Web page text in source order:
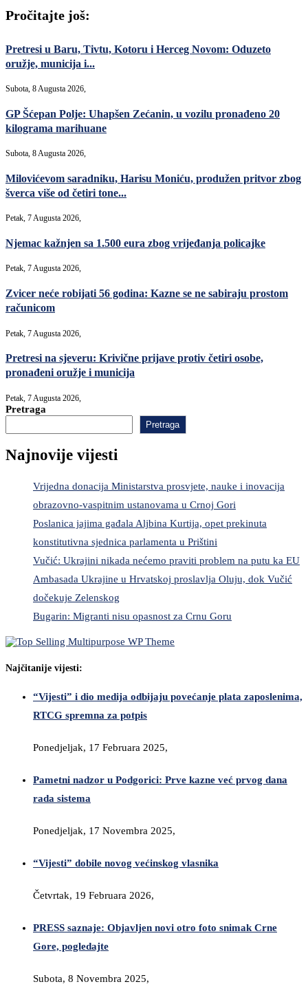
Pročitajte još:
Pretresi u Baru, Tivtu, Kotoru i Herceg Novom: Oduzeto
oružje, municija i...
Subota, 8 Augusta 2026,
GP Šćepan Polje: Uhapšen Zećanin, u vozilu pronađeno 20
kilograma marihuane
Subota, 8 Augusta 2026,
Milovićevom saradniku, Harisu Moniću, produžen pritvor zbog
šverca više od četiri tone...
Petak, 7 Augusta 2026,
Njemac kažnjen sa 1.500 eura zbog vrijeđanja policajke
Petak, 7 Augusta 2026,
Zvicer neće robijati 56 godina: Kazne se ne sabiraju prostom
računicom
Petak, 7 Augusta 2026,
Pretresi na sjeveru: Krivične prijave protiv četiri osobe,
pronađeni oružje i municija
Petak, 7 Augusta 2026,
Pretraga
Pretraga
Najnovije vijesti
Vrijedna donacija Ministarstva prosvjete, nauke i inovacija
obrazovno-vaspitnim ustanovama u Crnoj Gori
Poslanica jajima gađala Aljbina Kurtija, opet prekinuta
konstitutivna sjednica parlamenta u Prištini
Vučić: Ukrajini nikada nećemo praviti problem na putu ka EU
Ambasada Ukrajine u Hrvatskoj proslavlja Oluju, dok Vučić
dočekuje Zelenskog
Bugarin: Migranti nisu opasnost za Crnu Goru
Najčitanije vijesti:
“Vijesti” i dio medija odbijaju povećanje plata zaposlenima,
RTCG spremna za potpis
Ponedjeljak, 17 Februara 2025,
Pametni nadzor u Podgorici: Prve kazne već prvog dana
rada sistema
Ponedjeljak, 17 Novembra 2025,
“Vijesti” dobile novog većinskog vlasnika
Četvrtak, 19 Februara 2026,
PRESS saznaje: Objavljen novi otro foto snimak Crne
Gore, pogledajte
Subota, 8 Novembra 2025,